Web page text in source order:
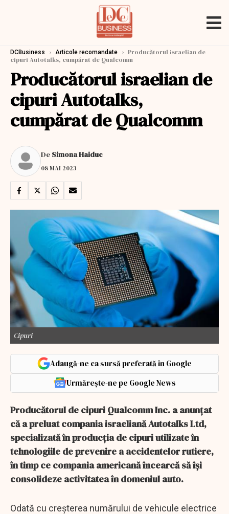
DCBusiness › Articole recomandate › Producătorul israelian de
cipuri Autotalks, cumpărat de Qualcomm
Producătorul israelian de
cipuri Autotalks,
cumpărat de Qualcomm
De Simona Haiduc
08 MAI 2023
Cipuri
Adaugă-ne ca sursă preferată în Google
Urmărește-ne pe Google News
Producătorul de cipuri Qualcomm Inc. a anunțat
că a preluat compania israeliană Autotalks Ltd,
specializată în producția de cipuri utilizate în
tehnologiile de prevenire a accidentelor rutiere,
în timp ce compania americană încearcă să își
consolideze activitatea în domeniul auto.
Odată cu creșterea numărului de vehicule electrice